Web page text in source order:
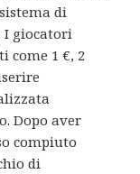
di
I giocatori
come 1 €, 2
Dopo aver
compiuto
di